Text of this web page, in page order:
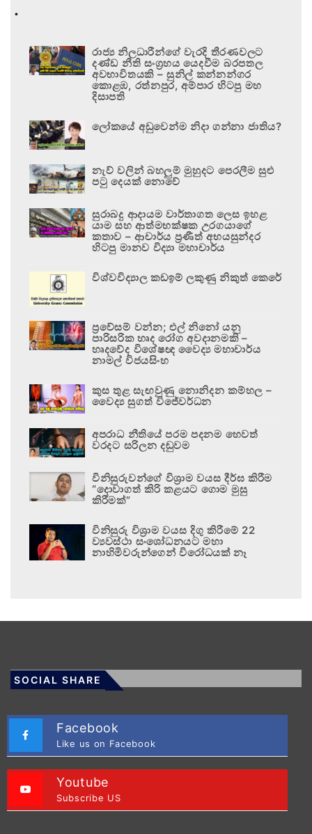
.
රාජ්‍ය නිලධාරීන්ගේ වැරදි තීරණවලට
දණ්ඩ නීති සංග්‍රහය යෙදවීම බරපතල
අවභාවිතයකි – සුනිල් කන්නන්ගර
කොළඹ, රත්නපුර, අම්පාර හිටපු මහ
දිසාපති
ලෝකයේ අඩුවෙන්ම නිදා ගන්නා ජාතිය?
නැව් වලින් බහලුම් මුහුදට පෙරලීම සුළු
පටු දෙයක් නොවේ
සුරාබදු ආදායම වාර්තාගත ලෙස ඉහළ
යාම සහ ආත්මභක්ෂක උරගයාගේ
කතාව – ආචාර්ය ප්‍රණීත් අභයසුන්දර
හිටපු මානව විද්‍යා මහාචාර්ය
විශ්වවිද්‍යාල කඩඉම් ලකුණු නිකුත් කෙරේ
ප්‍රවේසම් වන්න; එල් නිනෝ යනු
පාරිසරික හෘද රෝග අවදානමකි –
හෘදවේද විශේෂඥ වෛද්‍ය මහාචාර්ය
නාමල් විජයසිංහ
කුස තුළ සැඟවුණු නොනිදන කම්හල –
වෛද්‍ය සුගත් විජේවර්ධන
අපරාධ නීතියේ පරම පදනම හෙවත්
වරදට සරිලන දඬුවම
විනිසුරුවන්ගේ විශ්‍රාම වයස දීර්ඝ කිරීම
“දොවාගත් කිරි කළයට ගොම මුසු
කිරීමක්”
විනිසුරු විශ්‍රාම වයස දිගු කිරීමේ 22
ව්‍යවස්ථා සංශෝධනයට මහා
නාහිමිවරුන්ගෙන් විරෝධයක් නෑ
SOCIAL SHARE
Facebook
Like us on Facebook
Youtube
Subscribe US